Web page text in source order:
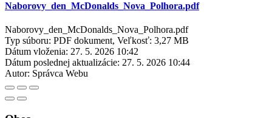
Naborovy_den_McDonalds_Nova_Polhora.pdf
Naborovy_den_McDonalds_Nova_Polhora.pdf
Typ súboru: PDF dokument, Veľkosť: 3,27 MB
Dátum vloženia: 27. 5. 2026 10:42
Dátum poslednej aktualizácie: 27. 5. 2026 10:44
Autor: Správca Webu